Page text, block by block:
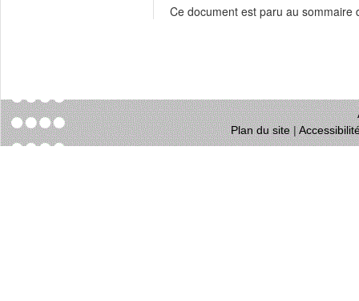
Ce document est paru au sommaire
Plan du site|